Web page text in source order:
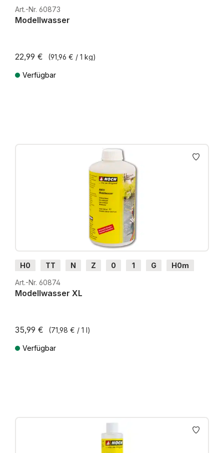
H0e
Art.-Nr. 60873
Modellwasser
22,99 € (91,96 € / 1 kg)
Verfügbar
H0 TT N Z 0 1 G
H0m
H0e
Art.-Nr. 60874
Modellwasser XL
35,99 € (71,98 € / 1 l)
Verfügbar